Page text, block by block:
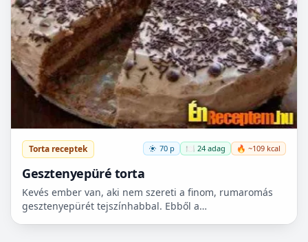
Torta receptek 70 p 🍽️ 24 adag 🔥 ~109 kcal
Gesztenyepüré torta
Kevés ember van, aki nem szereti a finom, rumaromás
gesztenyepürét tejszínhabbal. Ebből a